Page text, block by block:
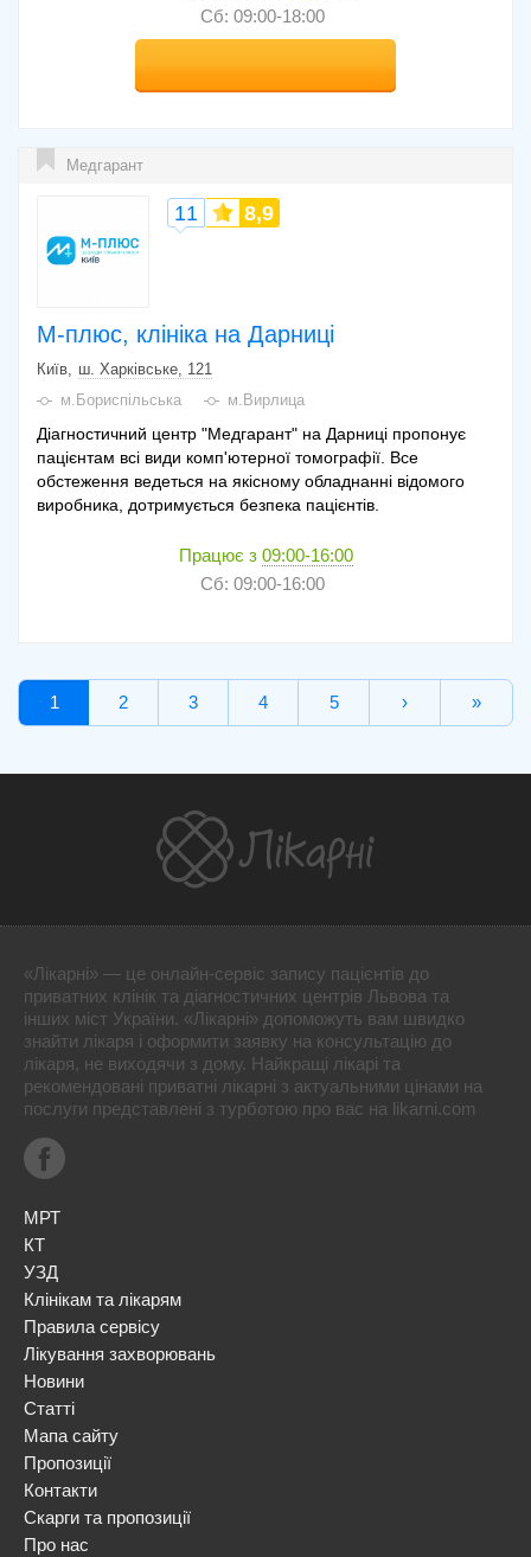
Сб: 09:00-18:00
Медгарант
М-плюс, клініка на Дарниці
11 8,9
Київ
ш. Харківське, 121
м.Бориспільська
м.Вирлица
Діагностичний центр "Медгарант" на Дарниці пропонує
пацієнтам всі види комп'ютерної томографії. Все
обстеження ведеться на якісному обладнанні відомого
виробника, дотримується безпека пацієнтів.
Працює з 09:00-16:00
Сб: 09:00-16:00
1 2 3 4 5 › »
«Лікарні» — це онлайн-сервіс запису пацієнтів до
приватних клінік та діагностичних центрів Львова та
інших міст України. «Лікарні» допоможуть вам швидко
знайти лікаря і оформити заявку на консультацію до
лікаря, не виходячи з дому. Найкращі лікарі та
рекомендовані приватні лікарні з актуальними цінами на
послуги представлені з турботою про вас на likarni.com
МРТ
КТ
УЗД
Клінікам та лікарям
Правила сервісу
Лікування захворювань
Новини
Статті
Мапа сайту
Пропозиції
Контакти
Скарги та пропозиції
Про нас